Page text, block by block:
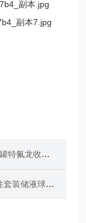
带螺纹盖密封
耐HF可定制